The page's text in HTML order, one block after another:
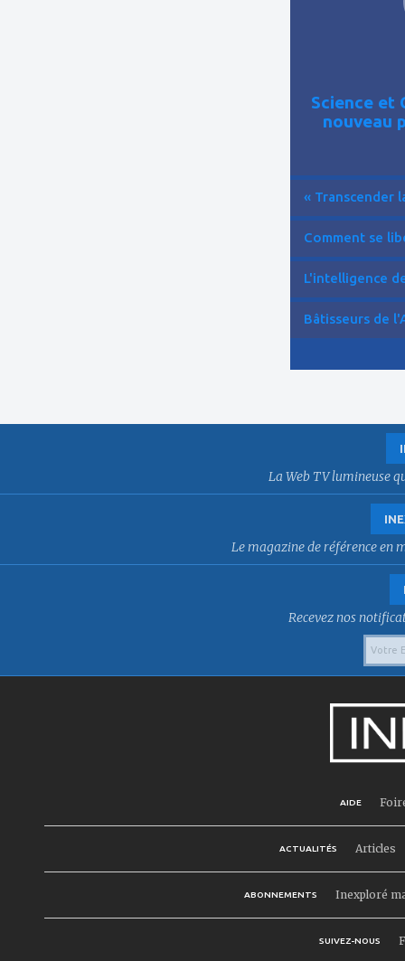
Science et
nouveau
« Transcender
Comment se
L'intelligence
Bâtisseurs de
La Web TV lumineuse
Le magazine de référence en
Recevez nos
AIDE
ACTUALITÉS Articles
ABONNEMENTS Inexploré
SUIVEZ-NOUS